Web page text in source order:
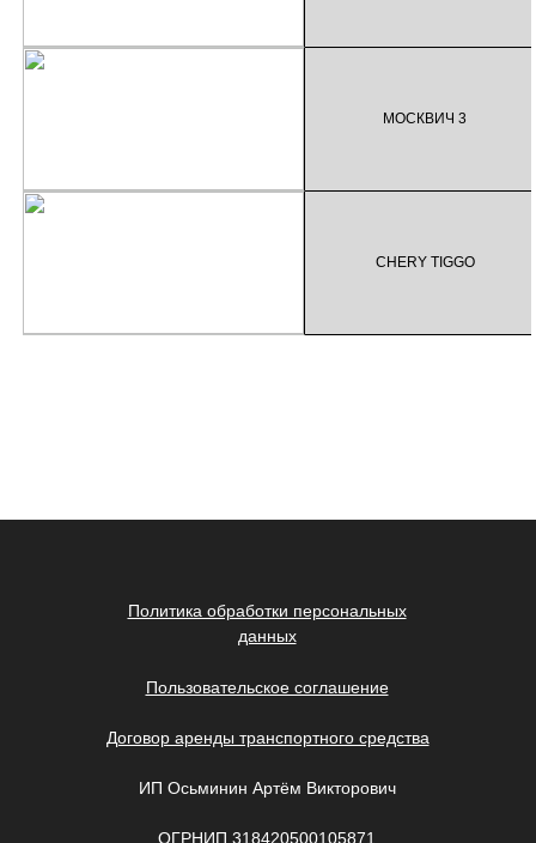
Политика обработки персональных
данных
Договор аренды транспортного средства
ИП Осьминин Артём Викторович
ОГРНИП 318420500105871
Пользовательское соглашение